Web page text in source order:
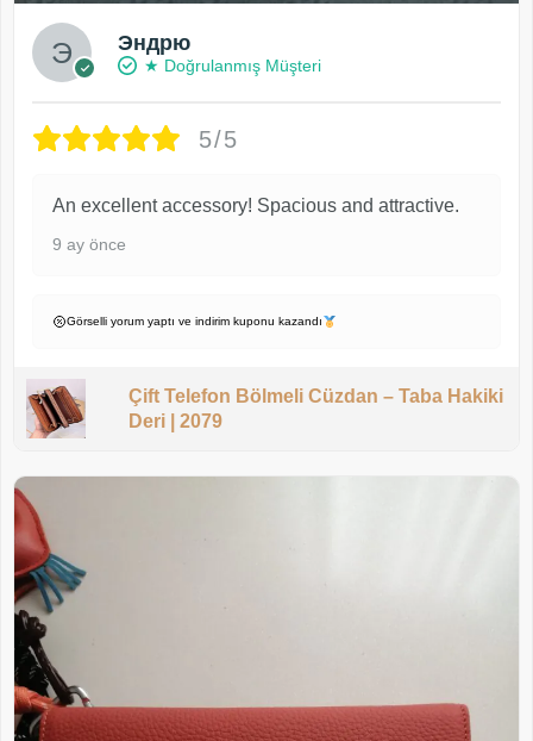
Эндрю
★ Doğrulanmış Müşteri
5/5
An excellent accessory! Spacious and attractive.
9 ay önce
Görselli yorum yaptı ve indirim kuponu kazandı
Çift Telefon Bölmeli Cüzdan – Taba Hakiki
Deri | 2079